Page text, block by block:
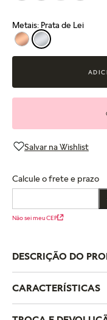
Metais: Prata de Lei
Calcule o frete e prazo
Não sei meu CEP
DESCRIÇÃO DO
CARACTERÍSTICAS